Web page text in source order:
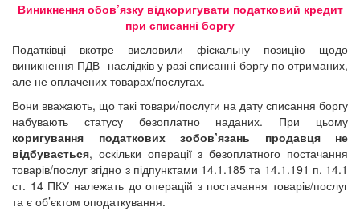
Виникнення обов’язку відкоригувати податковий кредит
при списанні боргу
Податківці вкотре висловили фіскальну позицію щодо
виникнення ПДВ- наслідків у разі списанні боргу по отриманих,
але не оплачених товарах/послугах.
Вони вважають, що такі товари/послуги на дату списання боргу
набувають статусу безоплатно наданих. При цьому
коригування податкових зобов’язань продавця не
відбувається, оскільки операції з безоплатного постачання
товарів/послуг згідно з підпунктами 14.1.185 та 14.1.191 п. 14.1
ст. 14 ПКУ належать до операцій з постачання товарів/послуг
та є об’єктом оподаткування.